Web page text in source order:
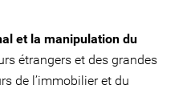
et la manipulation du
étrangers et des grandes
de l’immobilier et du